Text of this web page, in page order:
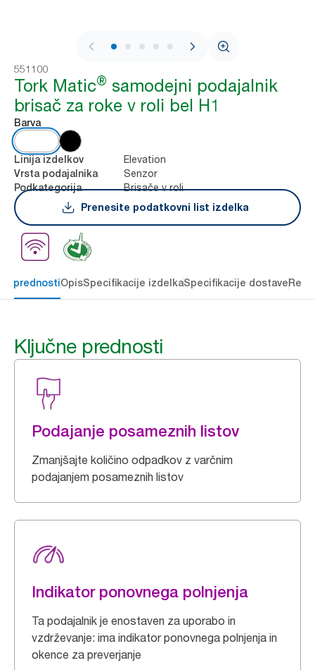
1 / 7
551100
Tork Matic® samodejni podajalnik
brisač za roke v roli bel H1
Barva
Linija izdelkov Elevation
Vrsta podajalnika Senzor
Podkategorija
Brisače v roli
Prenesite podatkovni list izdelka
prednostiOpisSpecifikacije izdelkaSpecifikacije dostave
Ključne prednosti
Podajanje posameznih listov
Zmanjšajte količino odpadkov z varčnim
podajanjem posameznih listov
Indikator ponovnega polnjenja
Ta podajalnik je enostaven za uporabo in
vzdrževanje: ima indikator ponovnega polnjenja in
okence za preverjanje